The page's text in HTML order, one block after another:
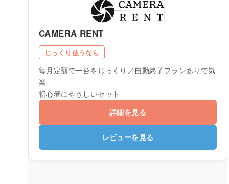
CAMERA RENT
じっくり使うなら
毎月定額で一台をじっくり／自動終了プランありで気
楽
初心者にやさしいセット
詳細を見る
レビューを見る